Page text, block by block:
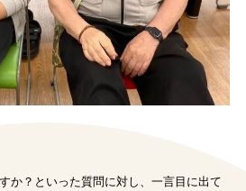
か？といった質問に対し、一言目に出て